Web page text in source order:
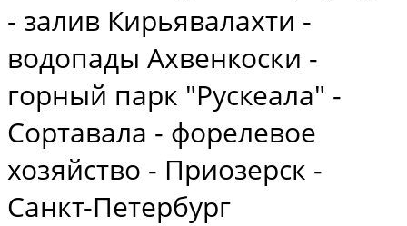
- залив Кирьявалахти -
водопады Ахвенкоски -
горный парк "Рускеала" -
Сортавала - форелевое
хозяйство - Приозерск -
Санкт-Петербург